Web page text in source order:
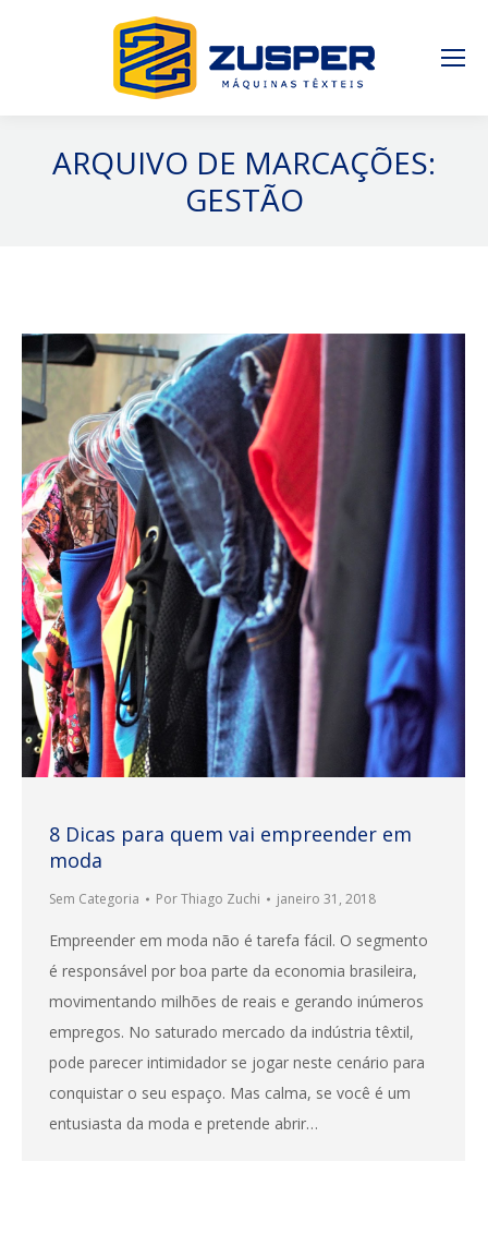
ARQUIVO DE MARCAÇÕES:
GESTÃO
8 Dicas para quem vai empreender em
moda
Sem Categoria PorThiago Zuchi janeiro 31, 2018
Empreender em moda não é tarefa fácil. O segmento
é responsável por boa parte da economia brasileira,
movimentando milhões de reais e gerando inúmeros
empregos. No saturado mercado da indústria têxtil,
pode parecer intimidador se jogar neste cenário para
conquistar o seu espaço. Mas calma, se você é um
entusiasta da moda e pretende abrir…